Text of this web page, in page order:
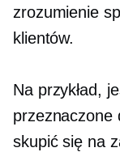
zrozumienie
klientów.
Na przykład,
przeznaczone
skupić się na